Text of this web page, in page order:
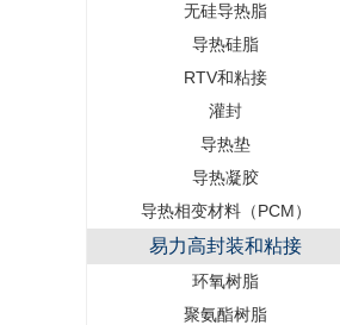
无硅导热脂
导热硅脂
RTV和粘接
灌封
导热垫
导热凝胶
导热相变材料（PCM）
易力高封装和粘接
环氧树脂
聚氨酯树脂